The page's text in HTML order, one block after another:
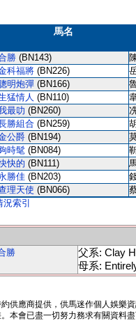
馬名
勝 (BN143)
科福將 (BN226)
明炮彈 (BN166)
猛情人 (BN110)
最叻 (BN260)
勝組合 (BN259)
公爵 (BN194)
時髦 (BN084)
快的 (BN111)
勝佳 (BN203)
理天使 (BN066)
索引
勝
父系: Clay
母系:
供應商提供，供馬迷作個人娛樂
本會已盡一切努力務求有關資料